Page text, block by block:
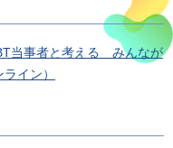
当事者と考える みんなが
イン）